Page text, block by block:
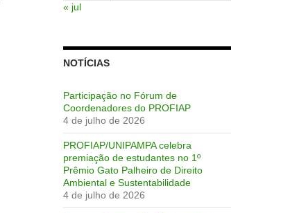
« jul
NOTÍCIAS
Participação no Fórum de
Coordenadores do PROFIAP
4 de julho de 2026
PROFIAP/UNIPAMPA celebra
premiação de estudantes no 1º
Prêmio Gato Palheiro de Direito
Ambiental e Sustentabilidade
4 de julho de 2026